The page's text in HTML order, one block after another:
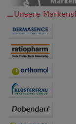
Statistik &
unserer
auf unserer
Drittseiten
Bitte beachten
Dritte wie z.B.